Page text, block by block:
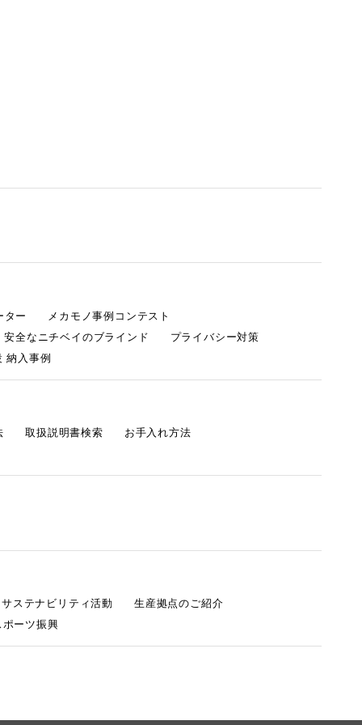
ター
メカモノ事例コンテスト
安全なニチベイのブラインド
プライバシー対策
納入事例
取扱説明書検索 お手入れ方法
ステナビリティ活動
生産拠点のご紹介
ポーツ振興